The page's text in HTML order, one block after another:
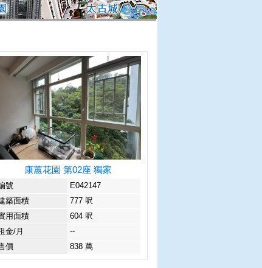
康蕙花園 第02座 獨家
號
E042147
築面積
777 呎
用面積
604 呎
金/月
--
價
838 萬